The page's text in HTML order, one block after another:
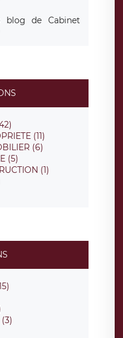
blog de Cabinet
(11)
(6)
(5)
(1)